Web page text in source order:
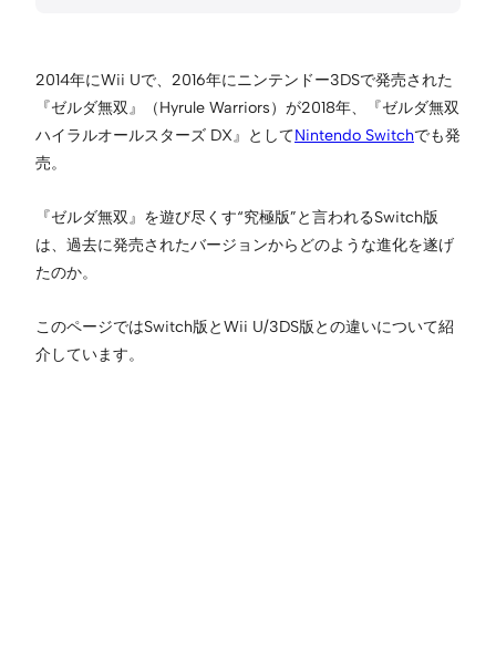
2014年にWii Uで、2016年にニンテンドー3DSで発売された
『ゼルダ無双』（Hyrule Warriors）が2018年、『ゼルダ無双
ハイラルオールスターズ DX』としてNintendo Switchでも発
売。
『ゼルダ無双』を遊び尽くす“究極版”と言われるSwitch版
は、過去に発売されたバージョンからどのような進化を遂げ
たのか。
このページではSwitch版とWii U/3DS版との違いについて紹
介しています。